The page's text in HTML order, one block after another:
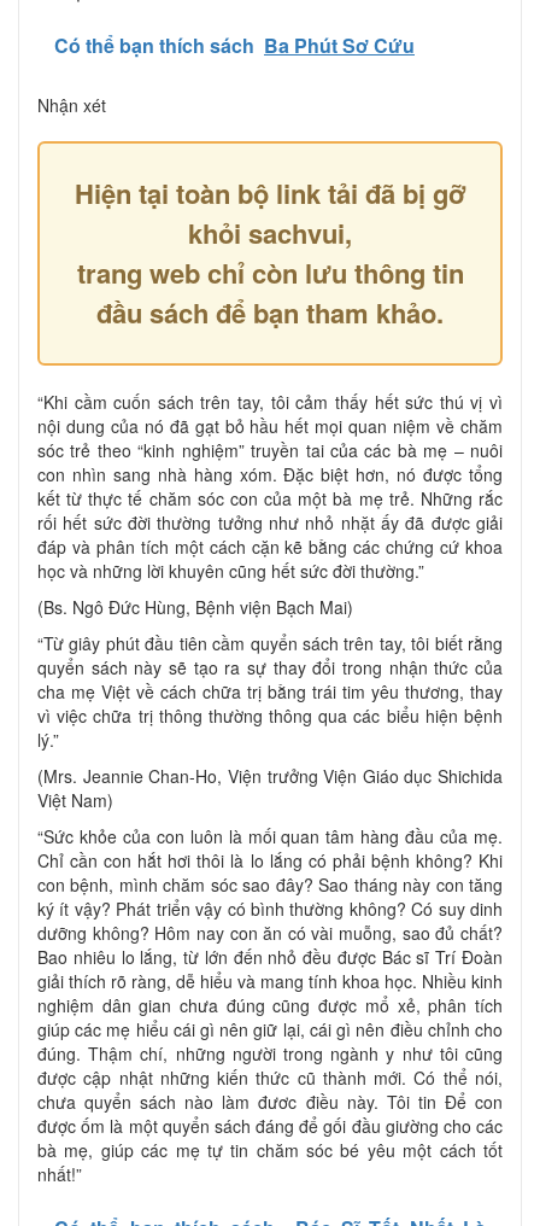
Có thể bạn thích sách Ba Phút Sơ Cứu
Nhận xét
Hiện tại toàn bộ link tải đã bị gỡ
khỏi sachvui,
trang web chỉ còn lưu thông tin
đầu sách để bạn tham khảo.
“Khi cầm cuốn sách trên tay, tôi cảm thấy hết sức thú vị vì
nội dung của nó đã gạt bỏ hầu hết mọi quan niệm về chăm
sóc trẻ theo “kinh nghiệm” truyền tai của các bà mẹ – nuôi
con nhìn sang nhà hàng xóm. Đặc biệt hơn, nó được tổng
kết từ thực tế chăm sóc con của một bà mẹ trẻ. Những rắc
rối hết sức đời thường tưởng như nhỏ nhặt ấy đã được giải
đáp và phân tích một cách cặn kẽ bằng các chứng cứ khoa
học và những lời khuyên cũng hết sức đời thường.”
(Bs. Ngô Đức Hùng, Bệnh viện Bạch Mai)
“Từ giây phút đầu tiên cầm quyển sách trên tay, tôi biết rằng
quyển sách này sẽ tạo ra sự thay đổi trong nhận thức của
cha mẹ Việt về cách chữa trị bằng trái tim yêu thương, thay
vì việc chữa trị thông thường thông qua các biểu hiện bệnh
lý.”
(Mrs. Jeannie Chan-Ho, Viện trưởng Viện Giáo dục Shichida
Việt Nam)
“Sức khỏe của con luôn là mối quan tâm hàng đầu của mẹ.
Chỉ cần con hắt hơi thôi là lo lắng có phải bệnh không? Khi
con bệnh, mình chăm sóc sao đây? Sao tháng này con tăng
ký ít vậy? Phát triển vậy có bình thường không? Có suy dinh
dưỡng không? Hôm nay con ăn có vài muỗng, sao đủ chất?
Bao nhiêu lo lắng, từ lớn đến nhỏ đều được Bác sĩ Trí Đoàn
giải thích rõ ràng, dễ hiểu và mang tính khoa học. Nhiều kinh
nghiệm dân gian chưa đúng cũng được mổ xẻ, phân tích
giúp các mẹ hiểu cái gì nên giữ lại, cái gì nên điều chỉnh cho
đúng. Thậm chí, những người trong ngành y như tôi cũng
được cập nhật những kiến thức cũ thành mới. Có thể nói,
chưa quyển sách nào làm đươc điều này. Tôi tin Để con
được ốm là một quyển sách đáng để gối đầu giường cho các
bà mẹ, giúp các mẹ tự tin chăm sóc bé yêu một cách tốt
nhất!”